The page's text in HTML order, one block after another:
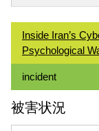
Inside Iran’s
Psychological
incident
被害状況